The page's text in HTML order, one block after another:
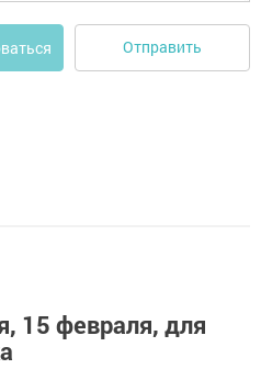
Отправить
15 февраля, для